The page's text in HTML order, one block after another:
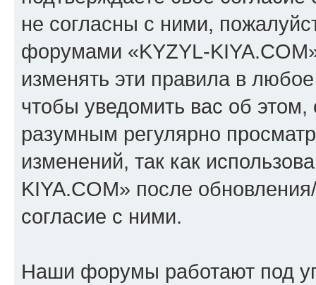
не согласны с ними,
форумами «KYZYL-
изменять эти правила в
чтобы уведомить вас об
разумным регулярно
изменений, так как
KIYA.COM» после
согласие с ними.
Наши форумы работают под